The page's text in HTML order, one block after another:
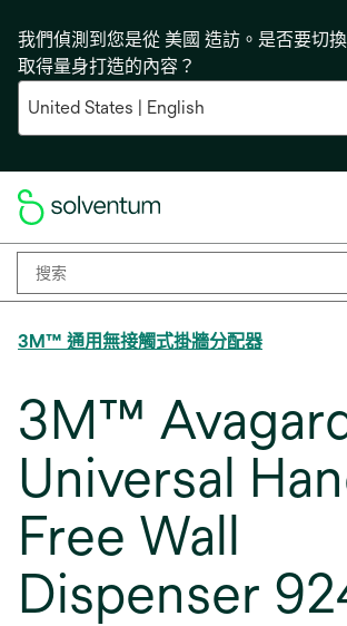
我們偵測到您是從 美國 造訪。是否要切
取得量身打造的內容？
3M™ 通用無接觸式掛牆分配器
3M™
Universal
Free Wall
Dispenser